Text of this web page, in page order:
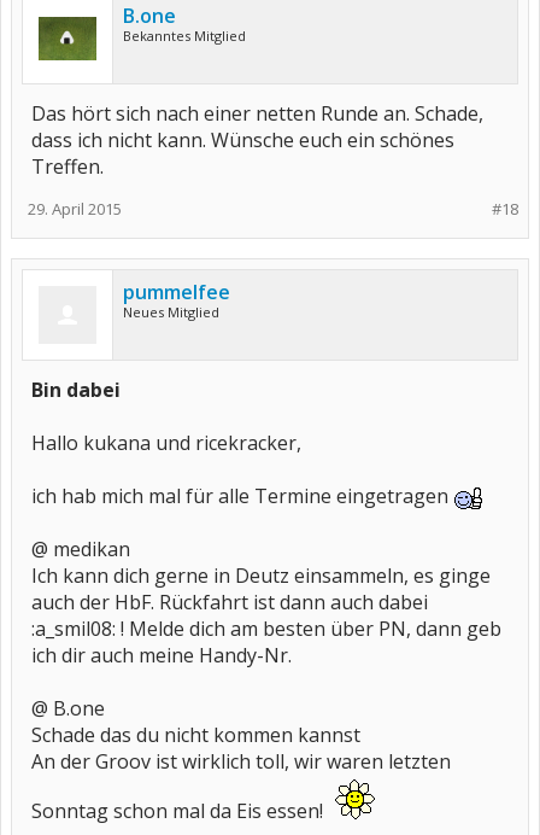
B.one
Bekanntes Mitglied
Das hört sich nach einer netten Runde an. Schade,
dass ich nicht kann. Wünsche euch ein schönes
Treffen.
#18
29. April 2015
pummelfee
Neues Mitglied
Bin dabei
Hallo kukana und ricekracker,
ich hab mich mal für alle Termine eingetragen
@ medikan
Ich kann dich gerne in Deutz einsammeln, es ginge
auch der HbF. Rückfahrt ist dann auch dabei
:a_smil08: ! Melde dich am besten über PN, dann geb
ich dir auch meine Handy-Nr.
@ B.one
Schade das du nicht kommen kannst
An der Groov ist wirklich toll, wir waren letzten
Sonntag schon mal da Eis essen!